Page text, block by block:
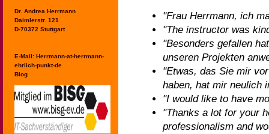
Dr. Andrea Herrmann
Daimlerstr. 121
D-70372 Stuttgart
E-Mail: Herrmann-at-herrmann-
ehrlich-punkt-de
Blog
"Frau Herrmann, ich
"The instructor was
"Besonders gefallen
unseren Projekten
"Etwas, das Sie mir
haben, hat mir neulich
"I would like to have
"Thanks a lot for your
professionalism and